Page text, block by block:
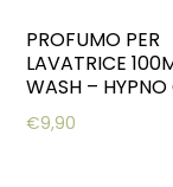
PROFUMO PER
LAVATRICE
WASH – HYPNO
€9,90